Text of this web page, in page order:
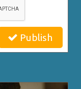
Publish